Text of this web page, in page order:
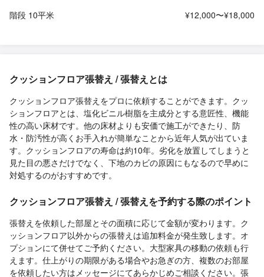
階段 10平米
¥12,000〜¥18,000
クッションフロア張替え / 張替えとは
クッションフロア張替えをプロに依頼することができます。クッ
ションフロアとは、塩化ビニル樹脂を主成分とする意匠性、機能
性の高い床材です。他の床材よりも安価で施工ができたり、防
水・防汚性が高くお手入れが簡単なことから近年人気が出ていま
す。クッションフロアの寿命は約10年。劣化を放置してしまうと
見た目の悪さだけでなく、下地のカビの原因にもなるので早めに
対処するのがおすすめです。
クッションフロア張替え / 張替えを予約する際のポイント
張替えを依頼した部屋とその面積に応じて金額が変わります。ク
ッションフロア以外からの張替えは追加料金が発生致します。オ
プションにて併せてご予約ください。大型家具の移動の依頼も行
えます。仕上がりの期限がある場合やお急ぎの方、複数のお部屋
を依頼したい方はメッセージにてあらかじめご相談ください。張